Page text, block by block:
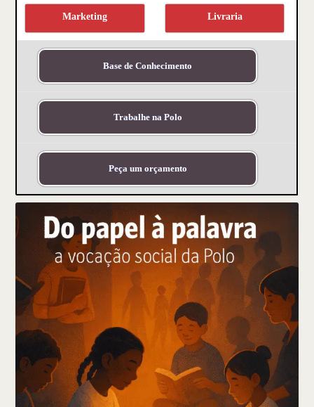
Marketing Livraria
Base de Conhecimento
Trabalhe na Polo
Peça um orçamento